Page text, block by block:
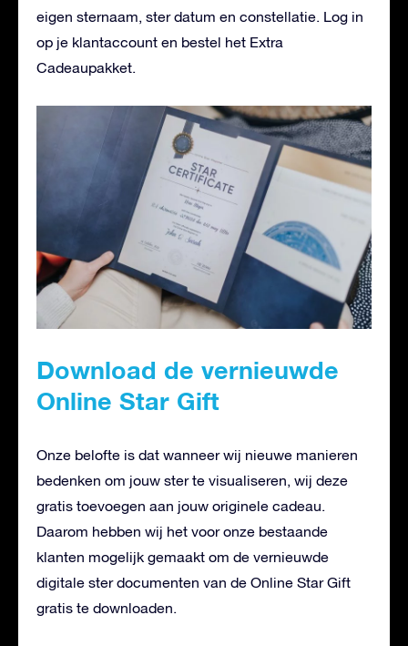
eigen sternaam, ster datum en constellatie. Log in
op je klantaccount en bestel het Extra
Cadeaupakket.
Download de vernieuwde
Online Star Gift
Onze belofte is dat wanneer wij nieuwe manieren
bedenken om jouw ster te visualiseren, wij deze
gratis toevoegen aan jouw originele cadeau.
Daarom hebben wij het voor onze bestaande
klanten mogelijk gemaakt om de vernieuwde
digitale ster documenten van de Online Star Gift
gratis te downloaden.